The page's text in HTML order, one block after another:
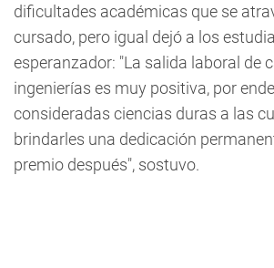
dificultades académicas que se
cursado, pero igual dejó a los
esperanzador: "La salida laboral de
ingenierías es muy positiva, por
consideradas ciencias duras a las
brindarles una dedicación
premio después", sostuvo.